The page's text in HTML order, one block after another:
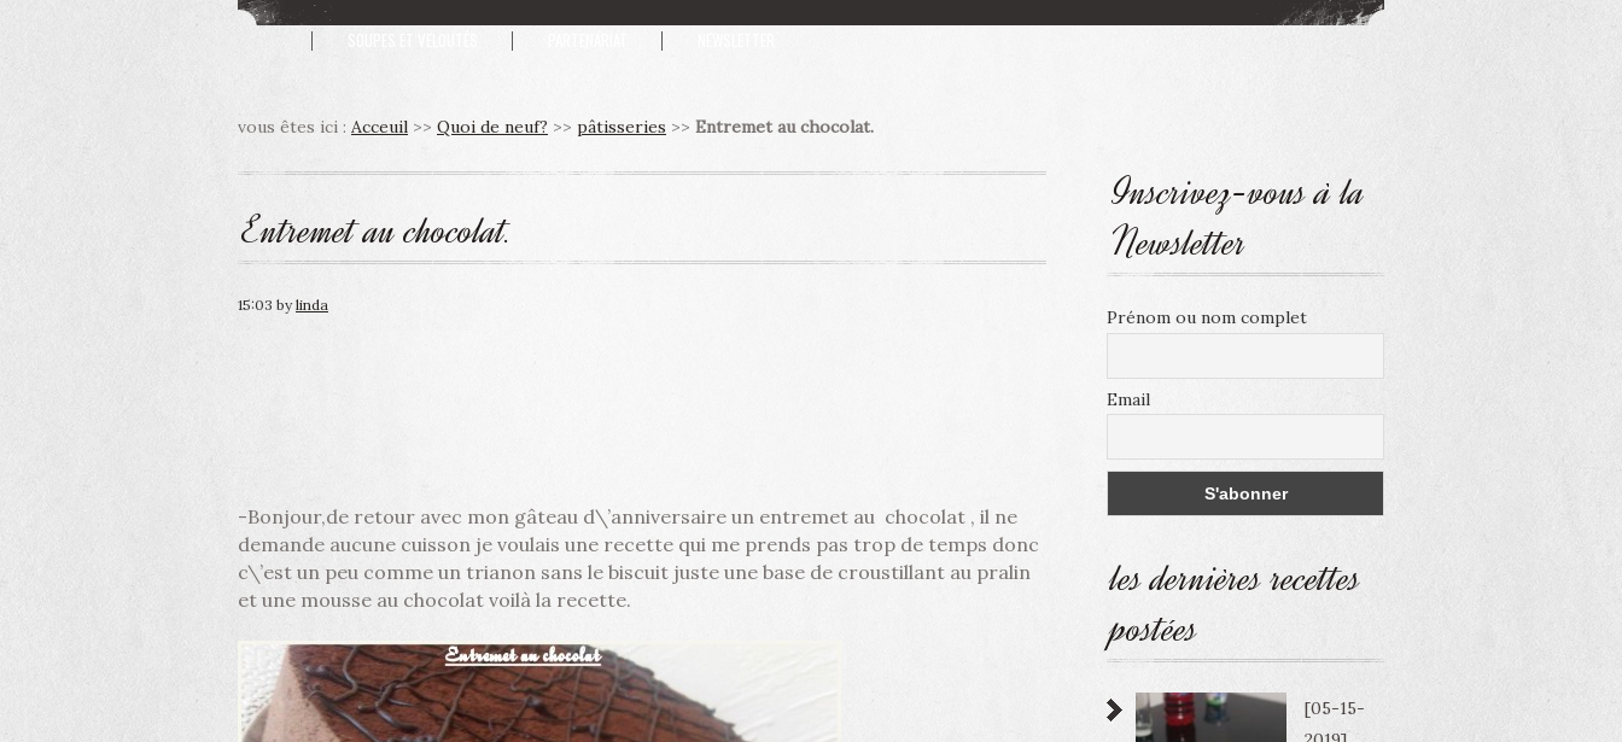
vous êtes ici : Acceuil >> Quoi de neuf? >> pâtisseries >> Entremet au chocolat.
Entremet au chocolat.
15:03 bylinda
-Bonjour,de retour avec mon gâteau d\’anniversaire un entremet au chocolat , il ne
demande aucune cuisson je voulais une recette qui me prends pas trop de temps donc
c\’est un peu comme un trianon sans le biscuit juste une base de croustillant au pralin
et une mousse au chocolat voilà la recette.
Inscrivez-vous à la
Newsletter
Prénom ou nom complet
Email
les dernières recettes
postées
[05-15-